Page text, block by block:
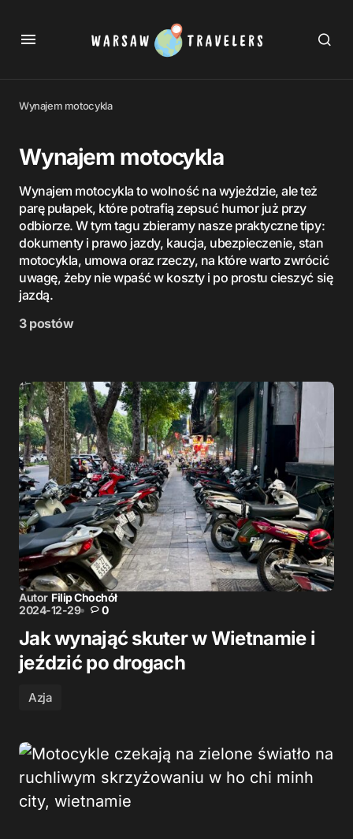
Wynajem motocykla
Wynajem motocykla
Wynajem motocykla to wolność na wyjeździe, ale też
parę pułapek, które potrafią zepsuć humor już przy
odbiorze. W tym tagu zbieramy nasze praktyczne tipy:
dokumenty i prawo jazdy, kaucja, ubezpieczenie, stan
motocykla, umowa oraz rzeczy, na które warto zwrócić
uwagę, żeby nie wpaść w koszty i po prostu cieszyć się
jazdą.
3 postów
Autor Filip Chochół
2024-12-29
0
Jak wynająć skuter w Wietnamie i
jeździć po drogach
Azja